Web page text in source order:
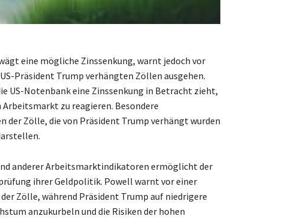
eine mögliche Zinssenkung, warnt jedoch vor
Präsident Trump verhängten Zöllen ausgehen.
US-Notenbank eine Zinssenkung in Betracht zieht,
Arbeitsmarkt zu reagieren. Besondere
der Zölle, die von Präsident Trump verhängt wurden
anderer Arbeitsmarktindikatoren ermöglicht der
ihrer Geldpolitik. Powell warnt vor einer
Zölle, während Präsident Trump auf niedrigere
anzukurbeln und die Risiken der hohen